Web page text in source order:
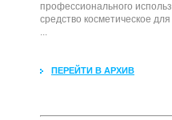
профессионального
cредство косметическое
...
ПЕРЕЙТИ В АРХИВ